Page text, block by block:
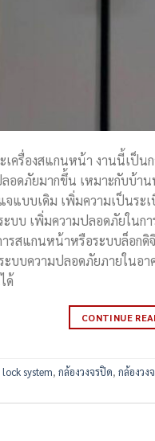
เครื่องสแกนหน้า งานนี้เป็
อดภัยมากขึ้น เหมาะกับบ้า
แบบเดิม เพิ่มความเป็นระเ
ะบบ เพิ่มความปลอดภัยใน
รสแกนหน้าหรือระบบล็อก
ะบบความปลอดภัยภายในอ
ด้
CONTINUE
system, กล้องวงจรปิด, กล้องวง